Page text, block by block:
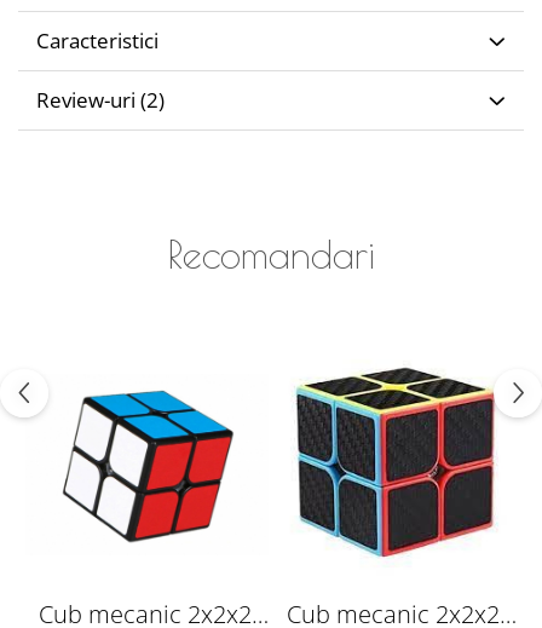
Caracteristici
Review-uri (2)
Recomandari
Cub mecanic 2x2x2, Cub mecanic 2x2x2,